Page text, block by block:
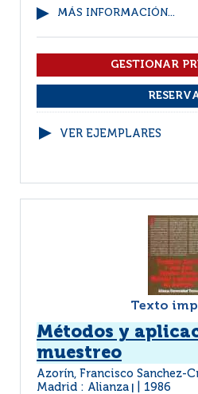
MÁS INFORMACIÓN...
VER EJEMPLARES
Texto
Métodos y
muestreo
Azorín, Francisco Sanchez-
Madrid : Alianza 1986